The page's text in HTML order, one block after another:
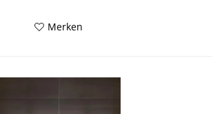
Merken